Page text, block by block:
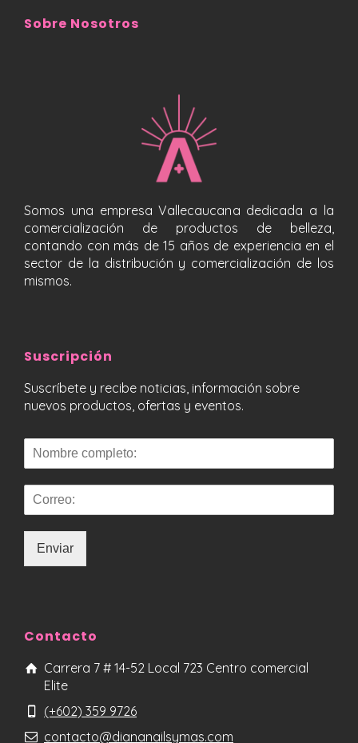
Sobre Nosotros
Somos una empresa Vallecaucana dedicada a la
comercialización de productos de belleza,
contando con más de 15 años de experiencia en el
sector de la distribución y comercialización de los
mismos.
Suscripción
Suscríbete y recibe noticias, información sobre
nuevos productos, ofertas y eventos.
Enviar
Contacto
Carrera 7 # 14-52 Local 723 Centro comercial
Elite
(+602) 359 9726
contacto@diananailsymas.com